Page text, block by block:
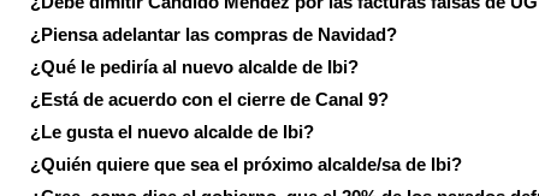
¿Piensa adelantar las compras de Navidad?
¿Qué le pediría al nuevo alcalde de Ibi?
¿Está de acuerdo con el cierre de Canal 9?
¿Le gusta el nuevo alcalde de Ibi?
¿Quién quiere que sea el próximo alcalde/sa de Ibi?